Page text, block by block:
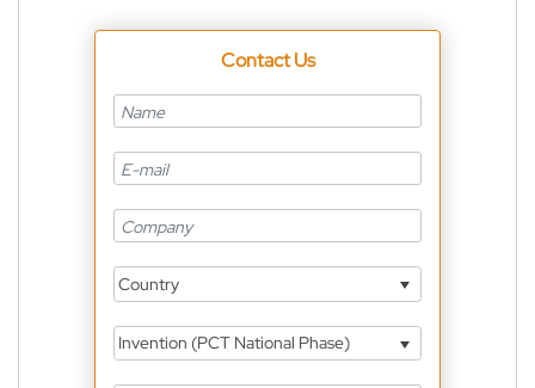
Contact Us
Country
Invention (PCT National Phase)